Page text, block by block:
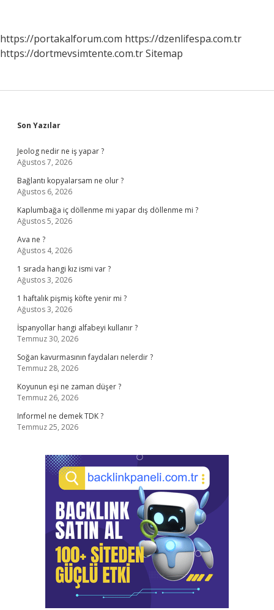
https://portakalforum.com https://dzenlifespa.com.tr
https://dortmevsimtente.com.trSitemap
Sidebar
Son Yazılar
Jeolog nedir ne iş yapar ?
Ağustos 7, 2026
Bağlantı kopyalarsam ne olur ?
Ağustos 6, 2026
Kaplumbağa iç döllenme mi yapar dış döllenme mi ?
Ağustos 5, 2026
Ava ne ?
Ağustos 4, 2026
1 sırada hangi kız ismi var ?
Ağustos 3, 2026
1 haftalık pişmiş köfte yenir mi ?
Ağustos 3, 2026
İspanyollar hangi alfabeyi kullanır ?
Temmuz 30, 2026
Soğan kavurmasının faydaları nelerdir ?
Temmuz 28, 2026
Koyunun eşi ne zaman düşer ?
Temmuz 26, 2026
Informel ne demek TDK ?
Temmuz 25, 2026